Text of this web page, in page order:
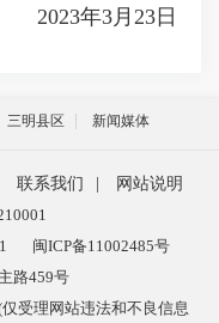
2023年3月23日
三明县区 新闻媒体
联系我们
网站说明
闽ICP备11002485号
路459号
受理网站违法和不良信息